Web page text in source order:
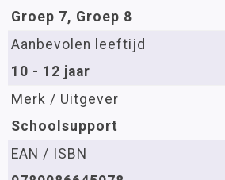
Groep 7, Groep 8
Aanbevolen leeftijd
10 - 12 jaar
Merk / Uitgever
Schoolsupport
EAN / ISBN